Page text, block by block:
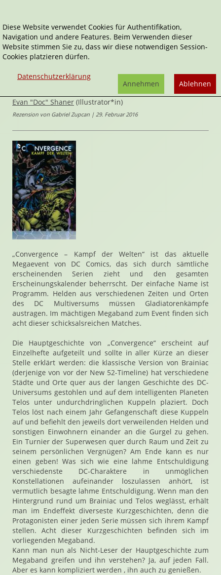
Home Comics Convergence Megaband
Convergence
Convergence Megaband
Evan "Doc" Shaner (Illustrator*in)
Rezension von Gabriel Zupcan | 29. Februar 2016
„Convergence – Kampf der Welten“ ist das aktuelle
Megaevent von DC Comics, das sich durch sämtliche
erscheinenden Serien zieht und den gesamten
Erscheinungskalender beherrscht. Der einfache Name ist
Programm. Helden aus verschiedenen Zeiten und Orten
des DC Multiversums müssen Gladiatorenkämpfe
austragen. Im mächtigen Megaband zum Event finden sich
acht dieser schicksalsreichen Matches.
Die Hauptgeschichte von „Convergence“ erscheint auf
Einzelhefte aufgeteilt und sollte in aller Kürze an dieser
Stelle erklärt werden: die klassische Version von Brainiac
(derjenige von vor der New 52-Timeline) hat verschiedene
Städte und Orte quer aus der langen Geschichte des DC-
Universums gestohlen und auf dem intelligenten Planeten
Telos unter undurchdringlichen Kuppeln plaziert. Doch
Telos löst nach einem Jahr Gefangenschaft diese Kuppeln
auf und befiehlt den jeweils dort verweilenden Helden und
sonstigen Einwohnern einander an die Gurgel zu gehen.
Ein Turnier der Superwesen quer durch Raum und Zeit zu
seinem persönlichen Vergnügen? Am Ende kann es nur
einen geben! Was sich wie eine lahme Entschuldigung
verschiedenste DC-Charaktere in unmöglichen
Konstellationen aufeinander loszulassen anhört, ist
vermutlich besagte lahme Entschuldigung. Wenn man den
Hintergrund rund um Brainiac und Telos weglässt, erhält
man im Endeffekt diverseste Kurzgeschichten, denn die
Protagonisten einer jeden Serie müssen sich ihrem Kampf
stellen. Acht dieser Kurzgeschichten befinden sich im
vorliegenden Megaband.
Kann man nun als Nicht-Leser der Hauptgeschichte zum
Megaband greifen und ihn verstehen? Ja, auf jeden Fall.
Aber es kann kompliziert werden , ihn auch zu genießen.
Diese Website verwendet Cookies für Authentifikation,
Navigation und andere Features. Beim Verwenden dieser
Website stimmen Sie zu, dass wir diese notwendigen Session-
Cookies platzieren dürfen.
Datenschutzerklärung
Ablehnen
Annehmen